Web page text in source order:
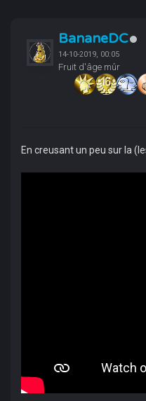
BananeDC
14-10-2019, 00:05
Fruit d'âge mûr
En creusant un peu sur la